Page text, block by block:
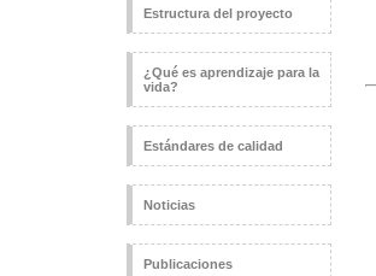
Estructura del proyecto
¿Qué es aprendizaje para la
vida?
Estándares de calidad
Noticias
Publicaciones